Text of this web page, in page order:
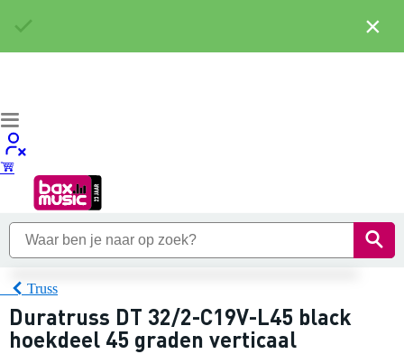
Truss
Duratruss DT 32/2-C19V-L45 black
hoekdeel 45 graden verticaal
×